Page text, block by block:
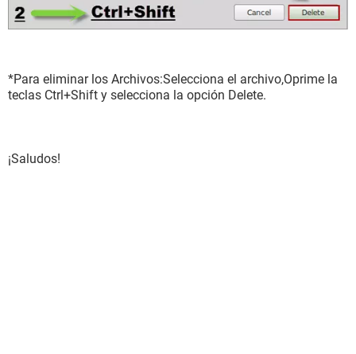
*Para eliminar los Archivos:Selecciona el archivo,Oprime la
teclas Ctrl+Shift y selecciona la opción Delete.
¡Saludos!